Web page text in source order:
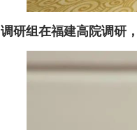
调研组在福建高院调研